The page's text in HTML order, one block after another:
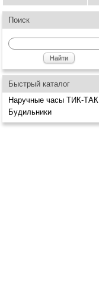
Поиск
Быстрый каталог
Наручные часы ТИК-ТАК
Будильники